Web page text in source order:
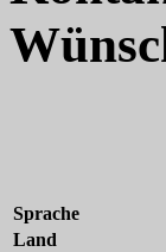
Sprache
Land